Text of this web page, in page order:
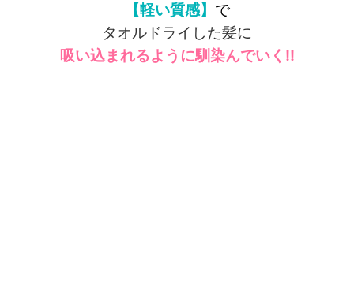
【軽い質感】 で
タオルドライした髪に
吸い込まれるように馴染んでいく!!